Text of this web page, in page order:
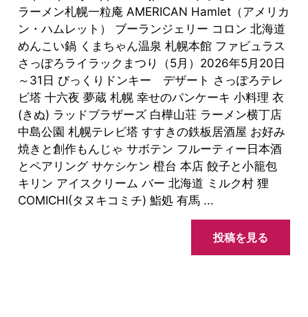
ラーメン札幌一粒庵 AMERICAN Hamlet（アメリカ
ン・ハムレット） ブーランジェリー コロン 北海道
めんこい鍋 くまちゃん温泉 札幌本館 ファビュラス
さっぽろライラックまつり（5月）2026年5月20日
～31日 びっくりドンキー デザート さっぽろテレ
ビ塔 十六夜 夢蔵 札幌 幸せのパンケーキ 小料理 衣
(きぬ) ラッドブラザーズ 白樺山荘 ラーメン横丁店
中島公園 札幌テレビ塔 すすきの鉄板居酒屋 お好み
焼きと創作もんじゃ サボテン フルーティー日本酒
とペアリング サケシケン 橙台 本店 餃子と小籠包
キリン アイスクリーム バー 北海道 ミルク村 狸
COMICHI(タヌキコミチ) 鮨処 有馬 ...
投稿を見る